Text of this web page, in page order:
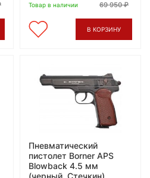
Товар в наличии 69 950
В КОРЗИНУ
Пневматический
пистолет Borner APS
Blowback 4.5 мм
(черный, Стечкин)